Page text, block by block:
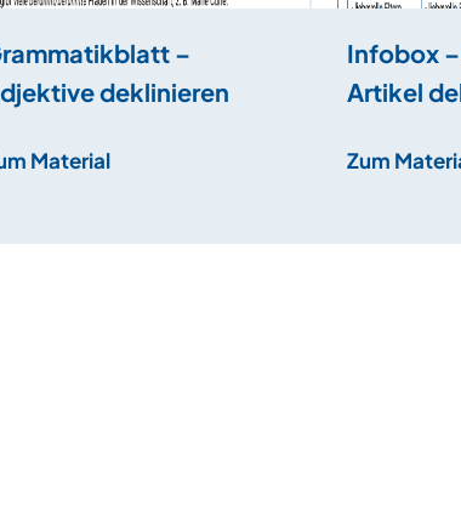
–
deklinieren
Material
Infobox
Artikel
Zum